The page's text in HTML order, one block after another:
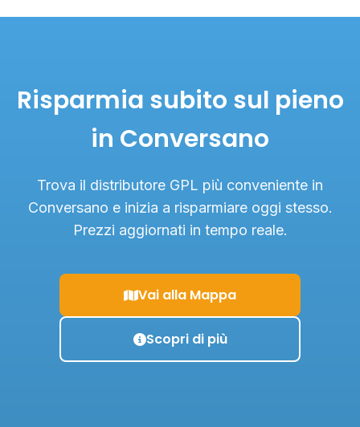
Risparmia subito sul pieno
in Conversano
Trova il distributore GPL più conveniente in
Conversano e inizia a risparmiare oggi stesso.
Prezzi aggiornati in tempo reale.
Vai alla Mappa
Scopri di più